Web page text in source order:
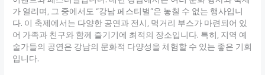
가 열리며, 그 중에서도 “강남 페스티벌”은 놓칠 수 없는 행사입니
다. 이 축제에서는 다양한 공연과 전시, 먹거리 부스가 마련되어 있
어 가족과 친구와 함께 즐기기에 최적의 장소입니다. 특히, 지역 예
술가들의 공연은 강남의 문화적 다양성을 체험할 수 있는 좋은 기회
입니다.